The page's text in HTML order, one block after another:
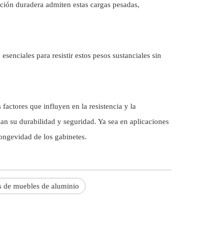
duradera admiten estas cargas pesadas,
para resistir estos pesos sustanciales sin
que influyen en la resistencia y la
su durabilidad y seguridad. Ya sea en aplicaciones
de los gabinetes.
de muebles de aluminio